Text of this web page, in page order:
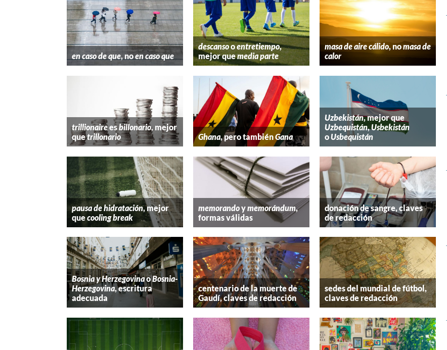
en caso de que, noen caso que
descansooentretiempo,
mejor quemedia parte
masa de aire cálido, nomasa de
calor
trillionaireesbillonario, mejor
quetrillonario Ghana, pero tambiénGana
Uzbekistán, mejor que
Uzbequistán,Usbekistán
oUsbequistán
pausa de hidratación, mejor
quecooling break
memorandoymemorándum,
formas válidas
donación de sangre, claves
de redacción
Bosnia y HerzegovinaoBosnia-
Herzegovina, escritura
adecuada
centenario de la muerte de
Gaudí, claves de redacción
sedes del mundial de fútbol,
claves de redacción